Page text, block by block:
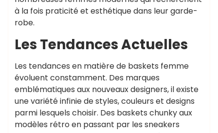
à la fois praticité et esthétique dans leur garde-
robe.
Les Tendances Actuelles
Les tendances en matière de baskets femme
évoluent constamment. Des marques
emblématiques aux nouveaux designers, il existe
une variété infinie de styles, couleurs et designs
parmi lesquels choisir. Des baskets chunky aux
modèles rétro en passant par les sneakers